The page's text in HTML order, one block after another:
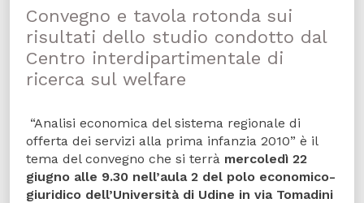
Convegno e tavola rotonda sui
risultati dello studio condotto dal
Centro interdipartimentale di
ricerca sul welfare
“Analisi economica del sistema regionale di
offerta dei servizi alla prima infanzia 2010” è il
tema del convegno che si terrà mercoledì 22
giugno alle 9.30 nell’aula 2 del polo economico-
giuridico dell’Università di Udine in via Tomadini